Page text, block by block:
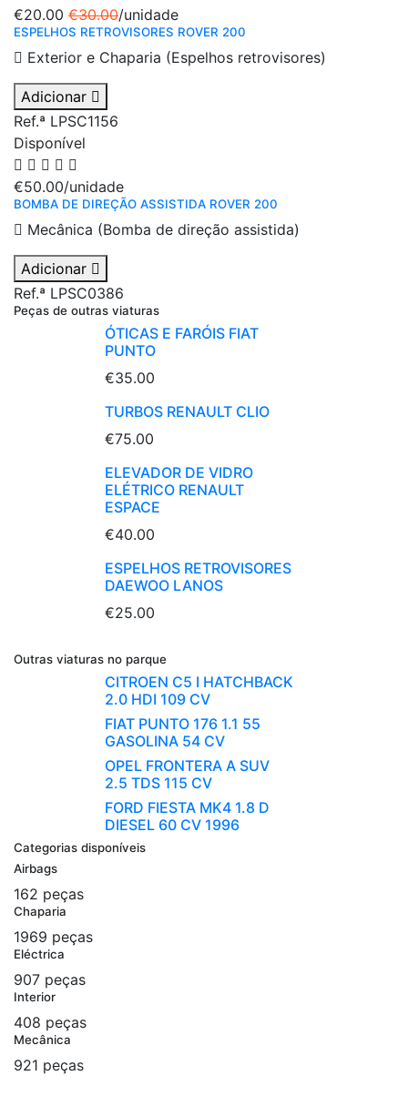
€20.00 €30.00/unidade
ESPELHOS RETROVISORES ROVER 200
Exterior e Chaparia (Espelhos retrovisores)
Adicionar
Ref.ª LPSC1156
Disponível
€50.00/unidade
BOMBA DE DIREÇÃO ASSISTIDA ROVER 200
Mecânica (Bomba de direção assistida)
Adicionar
Ref.ª LPSC0386
Peças de outras viaturas
ÓTICAS E FARÓIS FIAT
PUNTO
€35.00
TURBOS RENAULT CLIO
€75.00
ELEVADOR DE VIDRO
ELÉTRICO RENAULT
ESPACE
€40.00
ESPELHOS RETROVISORES
DAEWOO LANOS
€25.00
Outras viaturas no parque
CITROEN C5 I HATCHBACK
2.0 HDI 109 CV
FIAT PUNTO 176 1.1 55
GASOLINA 54 CV
OPEL FRONTERA A SUV
2.5 TDS 115 CV
FORD FIESTA MK4 1.8 D
DIESEL 60 CV 1996
Categorias disponíveis
Airbags
162 peças
Chaparia
1969 peças
Eléctrica
907 peças
Interior
408 peças
Mecânica
921 peças